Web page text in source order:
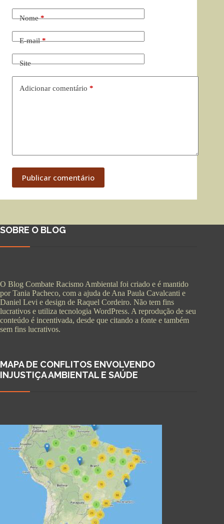
Nome*
E-mail*
Site
Adicionar comentário *
Publicar comentário
SOBRE O BLOG
O Blog Combate Racismo Ambiental foi criado e é mantido
por Tania Pacheco, com a ajuda de Ana Paula Cavalcanti e
Daniel Levi e design de Raquel Cordeiro. Não tem fins
lucrativos e utiliza tecnologia WordPress. A reprodução de seu
conteúdo é incentivada, desde que citando a fonte e também
sem fins lucrativos.
MAPA DE CONFLITOS ENVOLVENDO
INJUSTIÇA AMBIENTAL E SAÚDE